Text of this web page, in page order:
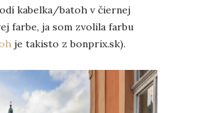
kabelka/batoh v čiernej
farbe, ja som zvolila farbu
je takisto z bonprix.sk).